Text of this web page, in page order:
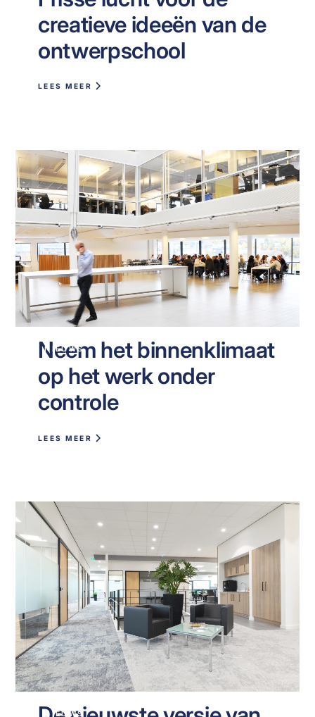
creatieve ideeën van de
ontwerpschool
LEES MEER
NIEUWS
Neem het binnenklimaat
op het werk onder
controle
LEES MEER
NIEUWS